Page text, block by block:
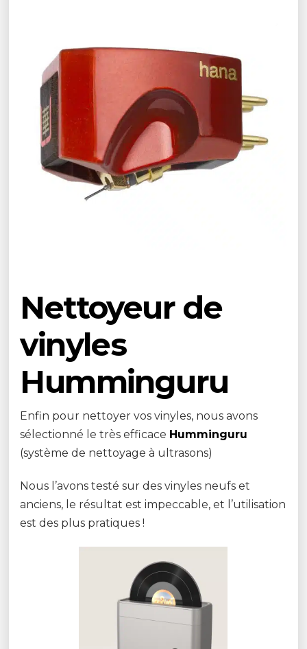
Nettoyeur de
vinyles
Humminguru
Enfin pour nettoyer vos vinyles, nous avons
sélectionné le très efficace Humminguru
(système de nettoyage à ultrasons)
Nous l’avons testé sur des vinyles neufs et
anciens, le résultat est impeccable, et l’utilisation
est des plus pratiques !